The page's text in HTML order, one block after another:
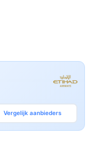
Vergelijk aanbieders